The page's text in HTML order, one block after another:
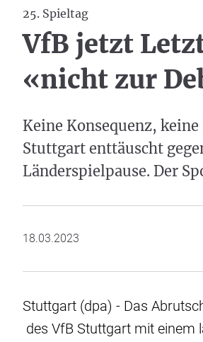
25. Spieltag
VfB jetzt
«nicht zur
Keine Konsequenz,
Stuttgart enttäuscht
Länderspielpause. Der
18.03.2023
Stuttgart (dpa) - Das
des VfB Stuttgart mit einem